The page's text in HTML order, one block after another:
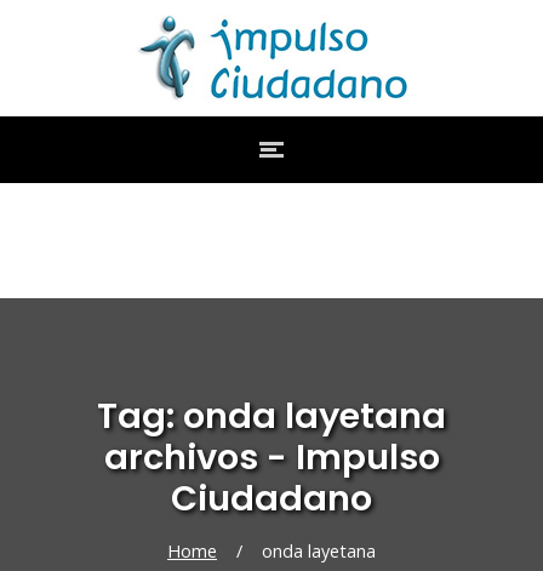
Tag: onda layetana
archivos - Impulso
Ciudadano
Home / onda layetana